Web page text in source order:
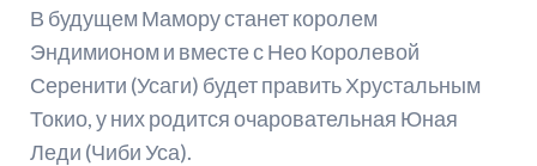
В будущем Мамору станет королем
Эндимионом и вместе с Нео Королевой
Серенити (Усаги) будет править Хрустальным
Токио, у них родится очаровательная Юная
Леди (Чиби Уса).